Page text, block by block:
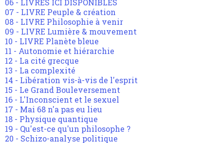
06 - LIVRES ICI DISPONIBLES
07 - LIVRE Peuple & création
08 - LIVRE Philosophie à venir
09 - LIVRE Lumière & mouvement
10 - LIVRE Planète bleue
11 - Autonomie et hiérarchie
12 - La cité grecque
13 - La complexité
14 - Libération vis-à-vis de l'esprit
15 - Le Grand Bouleversement
16 - L'Inconscient et le sexuel
17 - Mai 68 n'a pas eu lieu
18 - Physique quantique
19 - Qu'est-ce qu'un philosophe ?
20 - Schizo-analyse politique